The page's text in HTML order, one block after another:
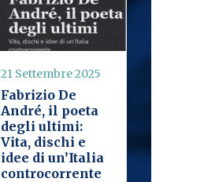
21 Settembre 2025
Fabrizio De
André, il poeta
degli ultimi:
Vita, dischi e
idee di un’Italia
controcorrente